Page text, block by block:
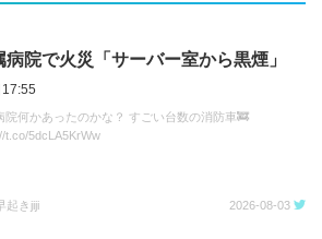
院で火災「サーバー室から黒煙」
院何かあったのかな？ すごい台数の消防車🚒
t.co/5dcLA5KrWw
起きjiji 2026-08-03